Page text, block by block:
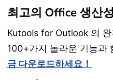
최고의 Office 생산
Kutools for Outlook 의
100+가지 놀라운 기능과
금 다운로드하세요！